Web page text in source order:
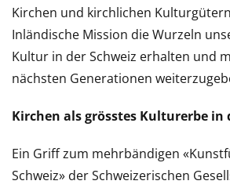
Kirchen und kirchlichen
Inländische Mission die Wurzeln
Kultur in der Schweiz erhalten und
nächsten Generationen
Kirchen als grösstes Kulturerbe in
Ein Griff zum mehrbändigen
Schweiz» der Schweizerischen